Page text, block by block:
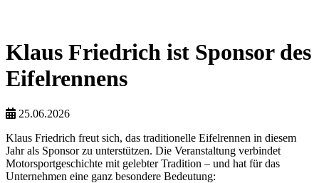
Klaus Friedrich ist Sponsor des
Eifelrennens
25.06.2026
Klaus Friedrich freut sich, das traditionelle Eifelrennen in diesem
Jahr als Sponsor zu unterstützen. Die Veranstaltung verbindet
Motorsportgeschichte mit gelebter Tradition – und hat für das
Unternehmen eine ganz besondere Bedeutung: